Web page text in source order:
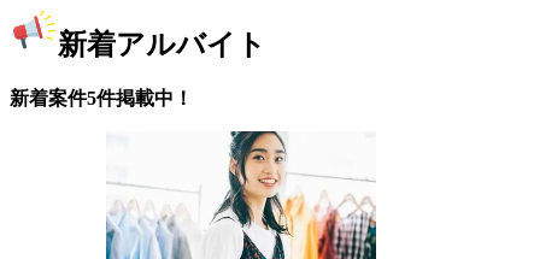
新着アルバイト
新着案件5件掲載中！